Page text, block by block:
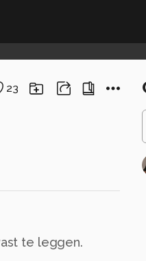
23
te leggen.